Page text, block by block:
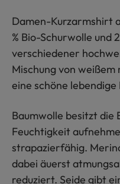
Damen-Kurzarmshirt
% Bio-Schurwolle und
verschiedener
Mischung von
eine schöne lebendige
Baumwolle besitzt die
Feuchtigkeit
strapazierfähig.
dabei äuerst
reduziert. Seide gibt